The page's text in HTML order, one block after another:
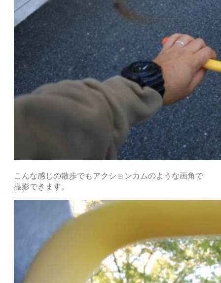
こんな感じの散歩でもアクションカムのような画角で
撮影できます。